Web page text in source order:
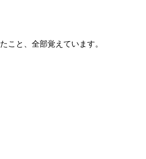
こと、全部覚えています。